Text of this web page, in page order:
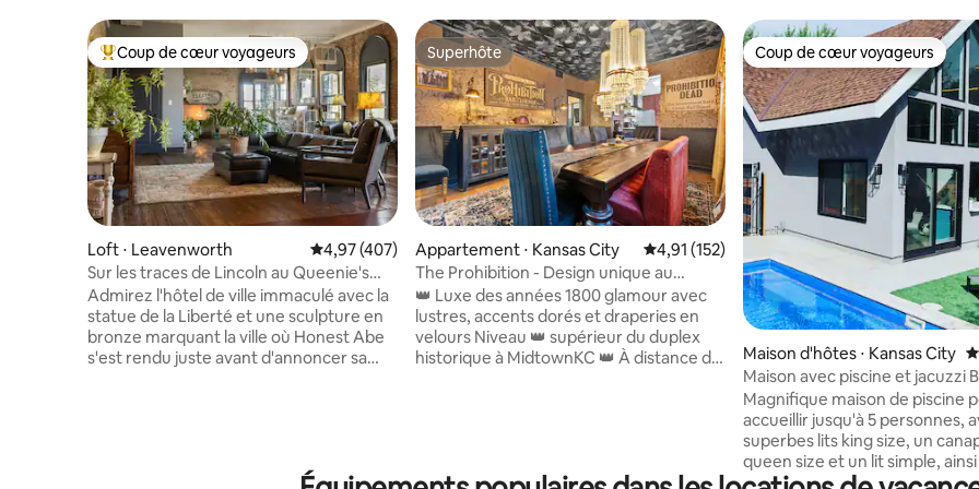
Coups de cœur voyageurs les plus appréciés
Coup de cœur voyageurs
Loft ⋅ Leavenworth Évaluation moyenne sur la base de 407 commentaires : 4,97 sur 5
4,97 (407)
Sur les traces de Lincoln au Queenie's
Loft à Leavenworth
Admirez l'hôtel de ville immaculé avec la
statue de la Liberté et une sculpture en
bronze marquant la ville où Honest Abe
s'est rendu juste avant d'annoncer sa
cœur du centre-ville historique de
Superhôte
Superhôte
Appartement ⋅ Kansas City Évaluation moyenne sur la base de 152
4,91 (152)
The Prohibition - Design unique au
centre-ville
👑 Luxe des années 1800 glamour avec
lustres, accents dorés et draperies en
velours Niveau 👑 supérieur du duplex
historique à MidtownKC 👑 À distance de
chambres king size et 1 salle de bain avec
Coup de cœur voyageurs
Coup de cœur voyageurs
Maison d'hôtes ⋅ Kansas City
Maison avec piscine et jacuzzi
Walnut KC
Magnifique maison de piscine
accueillir jusqu'à 5 personnes,
superbes lits king size, un
queen size et un lit simple,
belle salle de bains complète,